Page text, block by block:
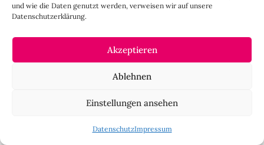
und wie die Daten genutzt werden, verweisen wir auf unsere
Datenschutzerklärung.
Akzeptieren
Ablehnen
Einstellungen ansehen
DatenschutzImpressum